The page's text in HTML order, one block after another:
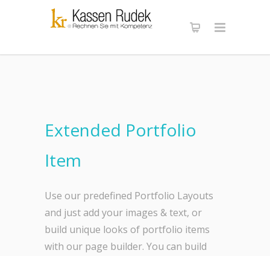
Extended Portfolio
Item
Use our predefined Portfolio Layouts
and just add your images & text, or
build unique looks of portfolio items
with our page builder. You can build